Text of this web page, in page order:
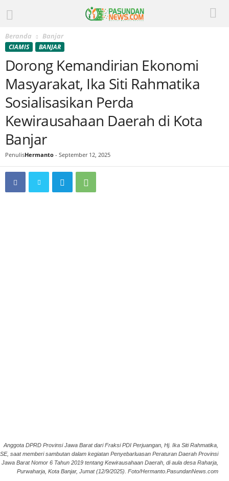
Beranda Banjar
CIAMIS BANJAR
Dorong Kemandirian Ekonomi
Masyarakat, Ika Siti Rahmatika
Sosialisasikan Perda
Kewirausahaan Daerah di Kota
Banjar
PenulisHermanto - September 12, 2025
Anggota DPRD Provinsi Jawa Barat dari Fraksi PDI Perjuangan, Hj. Ika Siti Rahmatika,
SE, saat memberi sambutan dalam kegiatan Penyebarluasan Peraturan Daerah Provinsi
Jawa Barat Nomor 6 Tahun 2019 tentang Kewirausahaan Daerah, di aula desa Raharja,
Purwaharja, Kota Banjar, Jumat (12/9/2025). Foto/Hermanto.PasundanNews.com